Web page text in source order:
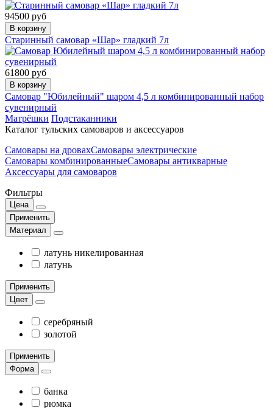
94500 руб
В корзину
Старинный самовар «Шар» гладкий 7л
61800 руб
В корзину
Самовар "Юбилейный" шаром 4,5 л комбинированный набор
сувенирный
Матрёшки Подстаканники
Каталог тульских самоваров и аксессуаров
Самовары на дровахСамовары электрические
Самовары комбинированныеСамовары антикварные
Аксессуары для самоваров
Фильтры
Цена
Применить
Материал
латунь никелированная
латунь
Применить
Цвет
серебряный
золотой
Применить
Форма
банка
рюмка